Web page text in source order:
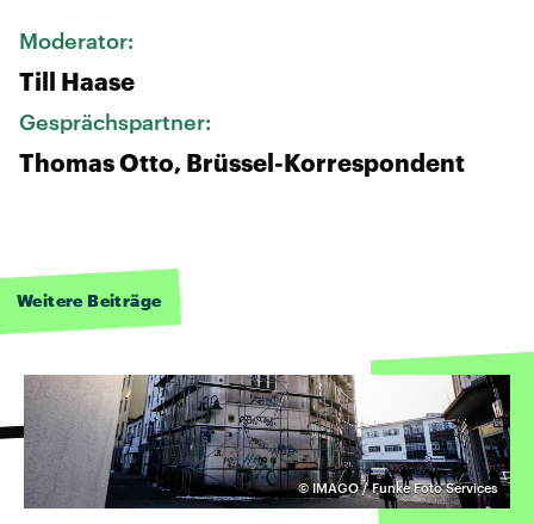
Moderator:
Till Haase
Gesprächspartner:
Thomas Otto, Brüssel-Korrespondent
Weitere Beiträge
©IMAGO / Funke Foto Services